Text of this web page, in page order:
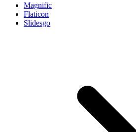
Magnific
Flaticon
Slidesgo